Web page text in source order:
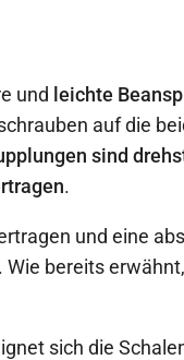
und leichte
auf die
sind
.
und eine
bereits
sich die